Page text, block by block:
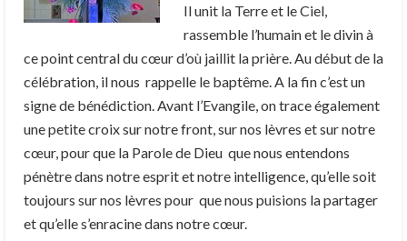
Il unit la Terre et le Ciel,
rassemble l’humain et le divin à
ce point central du cœur d’où jaillit la prière. Au début de la
célébration, il nous rappelle le baptême. A la fin c’est un
signe de bénédiction. Avant l’Evangile, on trace également
une petite croix sur notre front, sur nos lèvres et sur notre
cœur, pour que la Parole de Dieu que nous entendons
pénètre dans notre esprit et notre intelligence, qu’elle soit
toujours sur nos lèvres pour que nous puisions la partager
et qu’elle s’enracine dans notre cœur.